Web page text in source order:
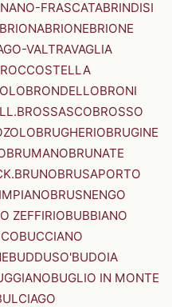
FRASCATABRINDISI
BRIONABRIONEBRIONE
VALTRAVAGLIA
BRONDELLOBRONI
BROSSASCOBROSSO
BRUGHERIOBRUGINE
BRUMANOBRUNATE
BRUNOBRUSAPORTO
BRUSNENGO
ZEFFIRIOBUBBIANO
BUCCIANO
BUDDUSO'BUDOIA
BUGLIO IN MONTE